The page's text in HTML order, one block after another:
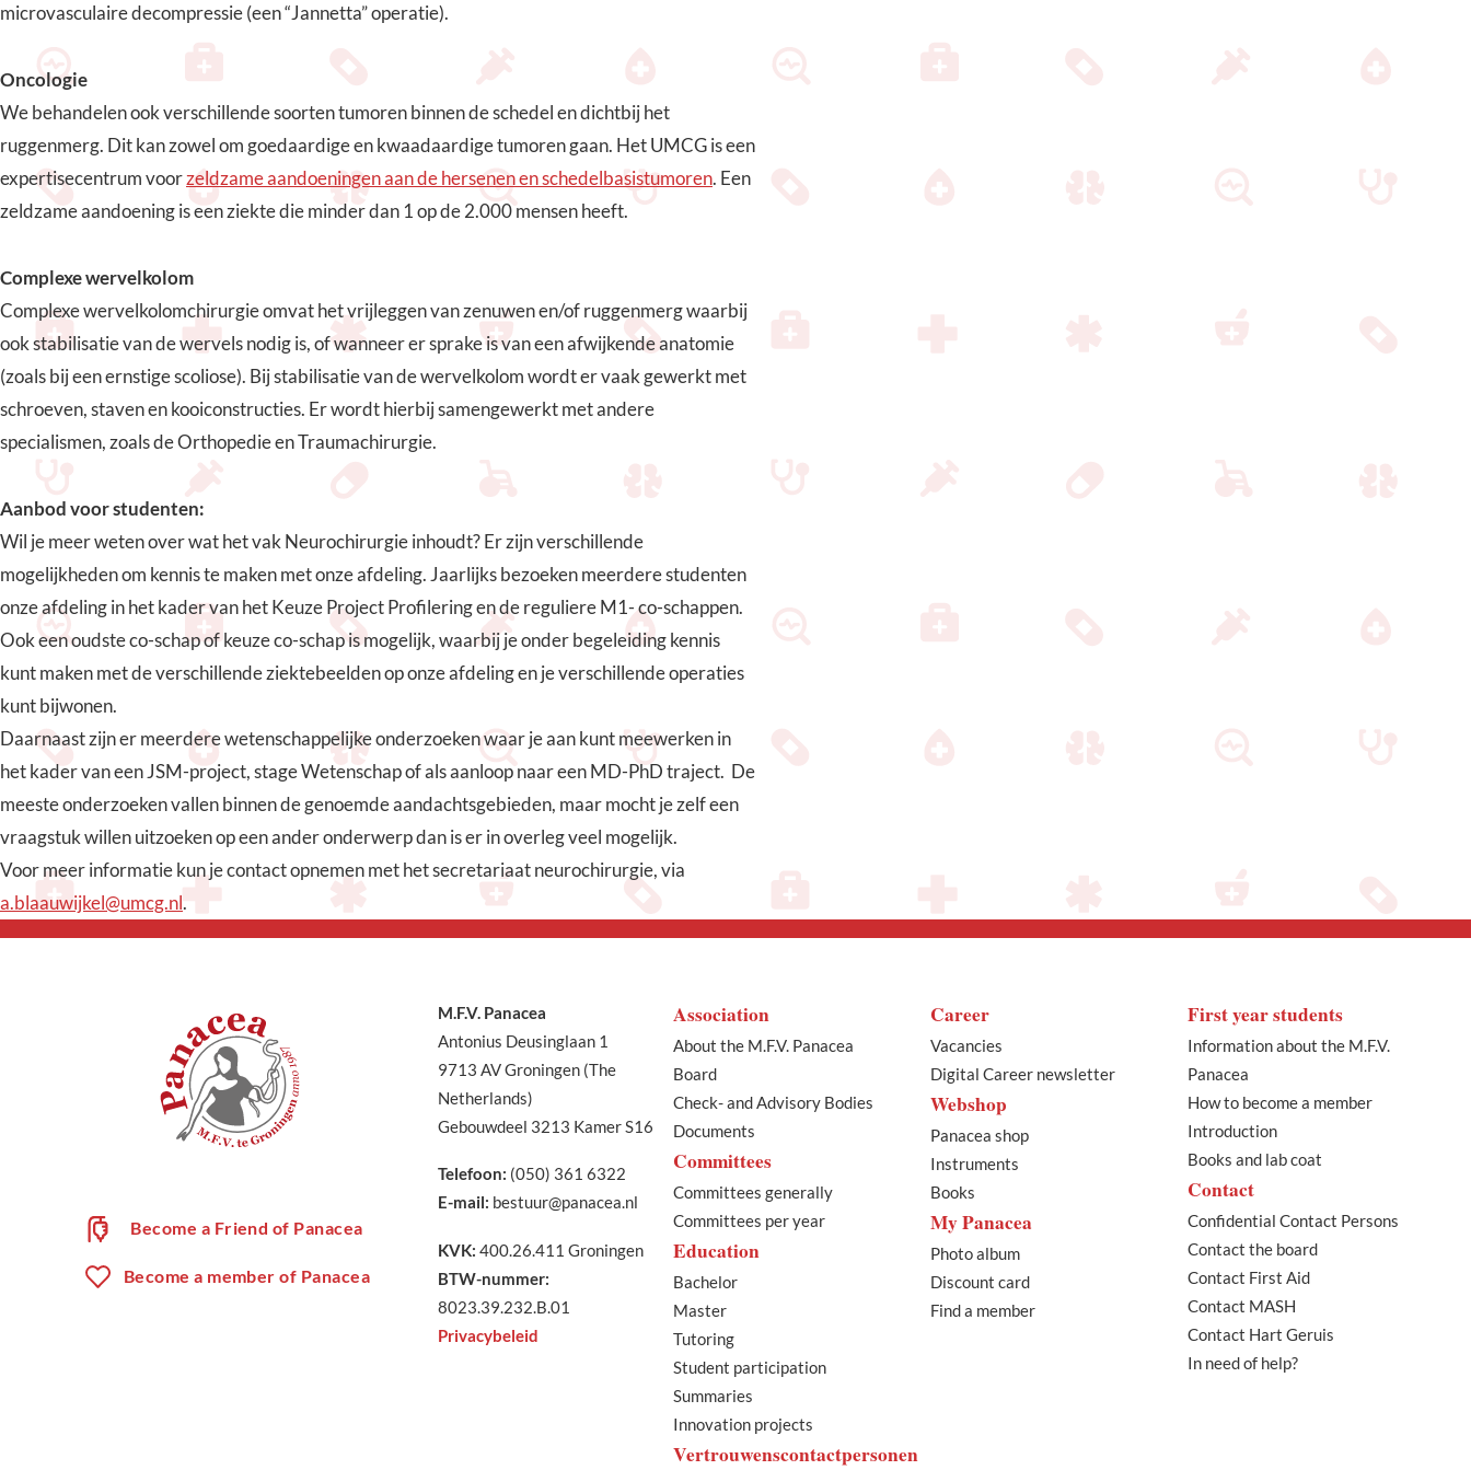
microvasculaire decompressie (een “Jannetta” operatie).
Oncologie
We behandelen ook verschillende soorten tumoren binnen de schedel en dichtbij het
ruggenmerg. Dit kan zowel om goedaardige en kwaadaardige tumoren gaan. Het UMCG is een
expertisecentrum voorzeldzame aandoeningen aan de hersenen en schedelbasistumoren. Een
zeldzame aandoening is een ziekte die minder dan 1 op de 2.000 mensen heeft.
Complexe wervelkolom
Complexe wervelkolomchirurgie omvat het vrijleggen van zenuwen en/of ruggenmerg waarbij
ook stabilisatie van de wervels nodig is, of wanneer er sprake is van een afwijkende anatomie
(zoals bij een ernstige scoliose). Bij stabilisatie van de wervelkolom wordt er vaak gewerkt met
schroeven, staven en kooiconstructies. Er wordt hierbij samengewerkt met andere
specialismen, zoals de Orthopedie en Traumachirurgie.
Aanbod voor studenten:
Wil je meer weten over wat het vak Neurochirurgie inhoudt? Er zijn verschillende
mogelijkheden om kennis te maken met onze afdeling. Jaarlijks bezoeken meerdere studenten
onze afdeling in het kader van het Keuze Project Profilering en de reguliere M1- co-schappen.
Ook een oudste co-schap of keuze co-schap is mogelijk, waarbij je onder begeleiding kennis
kunt maken met de verschillende ziektebeelden op onze afdeling en je verschillende operaties
kunt bijwonen.
Daarnaast zijn er meerdere wetenschappelijke onderzoeken waar je aan kunt meewerken in
het kader van een JSM-project, stage Wetenschap of als aanloop naar een MD-PhD traject. De
meeste onderzoeken vallen binnen de genoemde aandachtsgebieden, maar mocht je zelf een
vraagstuk willen uitzoeken op een ander onderwerp dan is er in overleg veel mogelijk.
Voor meer informatie kun je contact opnemen met het secretariaat neurochirurgie, via
a.blaauwijkel@umcg.nl.
Become a Friend of Panacea
Become a member of Panacea
M.F.V. Panacea
Antonius Deusinglaan 1
9713 AV Groningen (The
Netherlands)
Gebouwdeel 3213 Kamer S16
Telefoon: (050) 361 6322
E-mail: bestuur@panacea.nl
KVK: 400.26.411 Groningen
BTW-nummer:
8023.39.232.B.01
Privacybeleid
Association
About the M.F.V. Panacea
Board
Check- and Advisory Bodies
Documents
Committees
Committees generally
Committees per year
Education
Bachelor
Master
Tutoring
Student participation
Summaries
Innovation projects
Career
Vacancies
Digital Career newsletter
Webshop
Panacea shop
Instruments
Books
My Panacea
Photo album
Discount card
Find a member
First year students
Information about the M.F.V.
Panacea
How to become a member
Introduction
Books and lab coat
Contact
Confidential Contact Persons
Contact the board
Contact First Aid
Contact MASH
Contact Hart Geruis
In need of help?
Vertrouwenscontactpersonen